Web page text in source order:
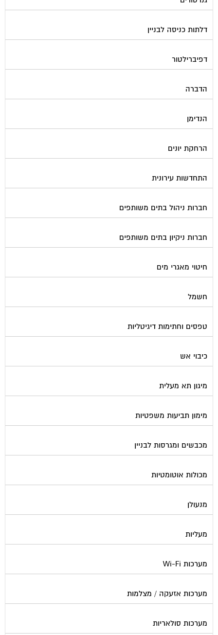
דלתות כניסה לבניין
דפיברילטור
הדברה
הנדימן
הרחקת יונים
התחדשות עירונית
חברות ניהול בתים משותפים
חברות ניקיון בתים משותפים
חיטוי מאגרי מים
חשמל
טפסים וחתימות דיגיטליות
כיבוי אש
מיגון תא מעלית
מימון תביעות משפטיות
מכבשים ומגרסות לבניין
מכולות אוטומטיות
מנעולן
מעליות
מערכות Wi-Fi
מערכות אזעקה / מצלמות
מערכות סולאריות